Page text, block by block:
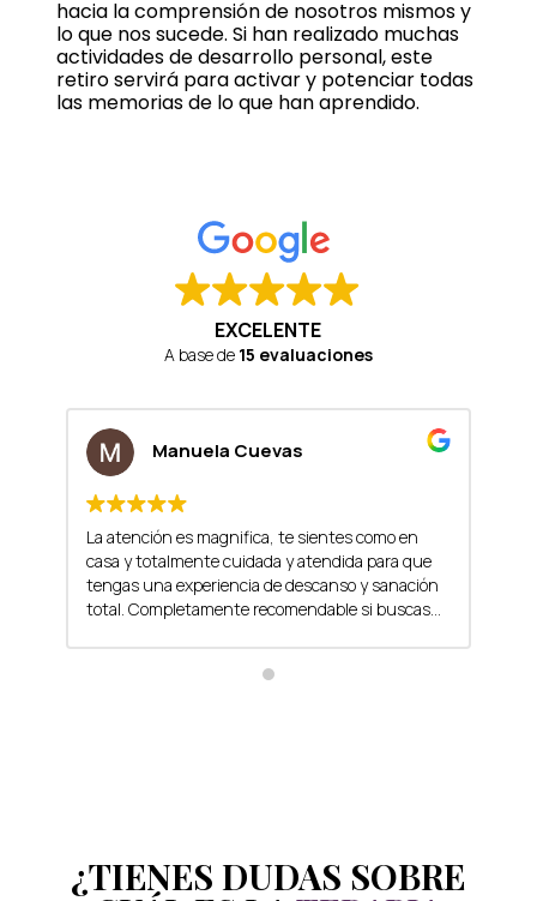
hacia la comprensión de nosotros mismos y
lo que nos sucede. Si han realizado muchas
actividades de desarrollo personal, este
retiro servirá para activar y potenciar todas
las memorias de lo que han aprendido.
EXCELENTE
A base de 15 evaluaciones
Manuela Cuevas
La atención es magnifica, te sientes como en
casa y totalmente cuidada y atendida para que
tengas una experiencia de descanso y sanación
total. Completamente recomendable si buscas
y tu parte espiritual.
¿TIENES DUDAS SOBRE